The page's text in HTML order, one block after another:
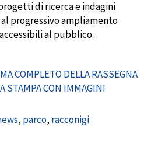
di ricerca e indagini
progressivo ampliamento
al pubblico.
COMPLETO DELLA RASSEGNA
STAMPA CON IMMAGINI
, parco, racconigi